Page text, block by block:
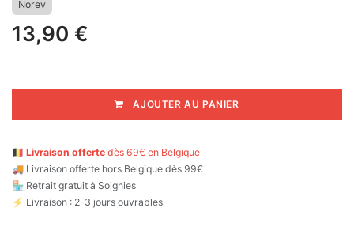
Norev
13,90 €
AJOUTER AU PANIER
🇧🇪 Livraison offerte dès 69€ en Belgique
🚚 Livraison offerte hors Belgique dès 99€
🏪 Retrait gratuit à Soignies
⚡ Livraison : 2-3 jours ouvrables